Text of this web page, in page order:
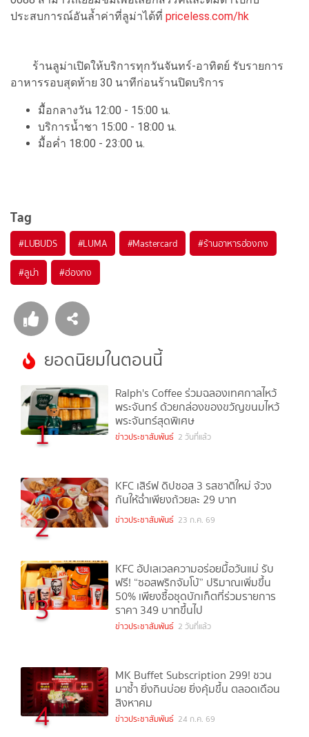
ประสบการณ์อันล้ำค่าที่ลูม่าได้ที่ priceless.com/hk
ร้านลูม่าเปิดให้บริการทุกวันจันทร์-อาทิตย์ รับรายการ
อาหารรอบสุดท้าย 30 นาทีก่อนร้านปิดบริการ
มื้อกลางวัน 12:00 - 15:00 น.
บริการน้ำชา 15:00 - 18:00 น.
มื้อค่ำ 18:00 - 23:00 น.
Tag
#LUBUDS #LUMA #Mastercard #ร้านอาหารฮ่องกง
#ลูม่า #ฮ่องกง
ยอดนิยมในตอนนี้
1
Ralph's Coffee ร่วมฉลองเทศกาลไหว้
พระจันทร์ ด้วยกล่องของขวัญขนมไหว้
พระจันทร์สุดพิเศษ
ข่าวประชาสัมพันธ์ 2 วันที่แล้ว
2
KFC เสิร์ฟ ดิปซอส 3 รสชาติใหม่ จ้วง
กันให้ฉ่ำเพียงถ้วยละ 29 บาท
ข่าวประชาสัมพันธ์ 23 ก.ค. 69
3
KFC อัปเลเวลความอร่อยมื้อวันแม่ รับ
ฟรี! “ซอสพริกจัมโบ้” ปริมาณเพิ่มขึ้น
50% เพียงซื้อชุดบักเก็ตที่ร่วมรายการ
ราคา 349 บาทขึ้นไป
ข่าวประชาสัมพันธ์ 2 วันที่แล้ว
4
MK Buffet Subscription 299! ชวน
มาซ้ำ ยิ่งกินบ่อย ยิ่งคุ้มขึ้น ตลอดเดือน
สิงหาคม
ข่าวประชาสัมพันธ์ 24 ก.ค. 69